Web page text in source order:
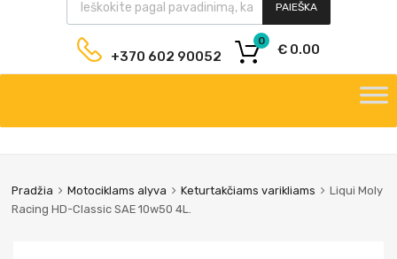
PAIEŠKA
+370 602 90052 € 0.00
0
Pradžia Motociklams alyva Keturtakčiams varikliams
Liqui Moly
Racing HD-Classic SAE 10w50 4L.